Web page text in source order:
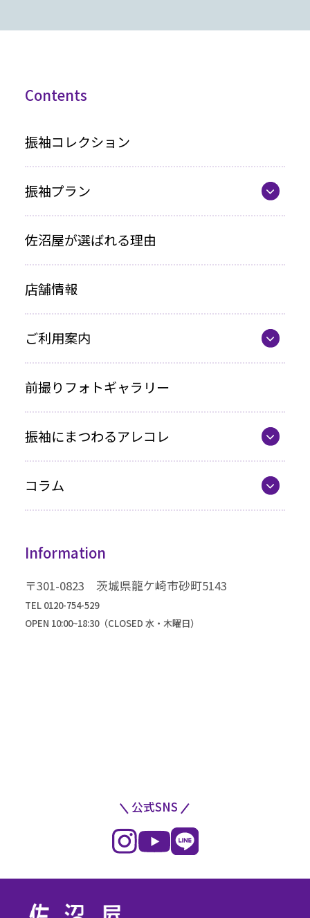
Contents
振袖コレクション
振袖プラン
レンタルプラン
お買い上げプラン
ママ振プラン
写真のみプラン
佐沼屋が選ばれる理由
店舗情報
ご利用案内
各種お支払い方法
車いすをご利用の方へ
企業情報
前撮りフォトギャラリー
振袖にまつわるアレコレ
振袖選びQ&A
振袖ドレス
高級振袖コレクション
コラム
成人式までの流れ
Information
〒301-0823 茨城県龍ケ崎市砂町5143
TEL 0120-754-529
OPEN 10:00~18:30（CLOSED 水・木曜日）
公式SNS